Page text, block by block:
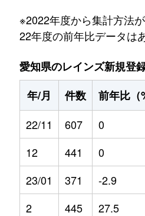
※2022年度から集計方法
22年度の前年比データは
愛知県のレインズ新規登
年/月
件数 前年比（
22/11
607 0
12
441 0
23/01
371 -2.9
2
445 27.5